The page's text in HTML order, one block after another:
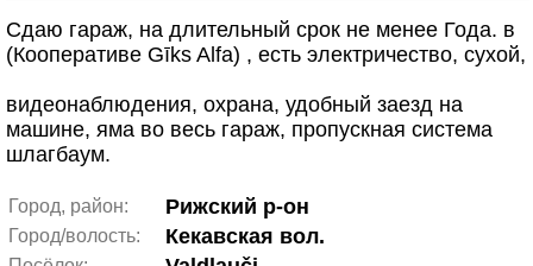
Сдаю гараж, на длительный срок не менее Года. в
(Кооперативе Gīks Alfa) , есть электричество, сухой,
видеонаблюдения, охрана, удобный заезд на
машине, яма во весь гараж, пропускная система
шлагбаум.
Город, район: Рижский р-он
Город/волость: Кекавская вол.